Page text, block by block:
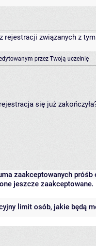
związanych z
przez Twoją uczelnię
się już
zaakceptowanych
jeszcze
limit osób, jakie będą